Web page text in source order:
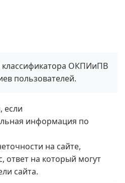
классификатора ОКПИиПВ
пользователей.
если
информация по
на сайте,
ответ на который могут
сайта.